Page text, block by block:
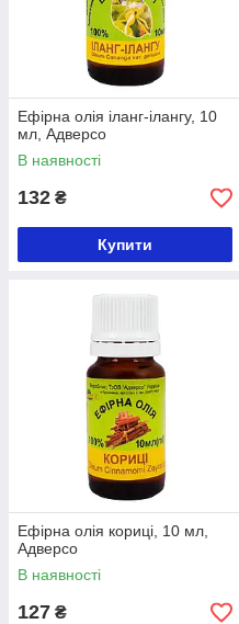
Ефірна олія іланг-ілангу, 10
мл, Адверсо
В наявності
132 ₴
Купити
Ефірна олія кориці, 10 мл,
Адверсо
В наявності
127 ₴